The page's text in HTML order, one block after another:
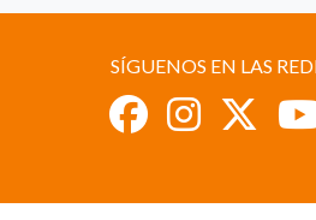
SÍGUENOS EN LAS